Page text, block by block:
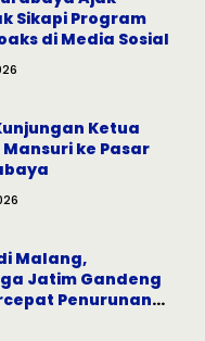
Sikapi Program
di Media Sosial
Ketua
ke Pasar
Malang,
Jatim Gandeng
Penurunan